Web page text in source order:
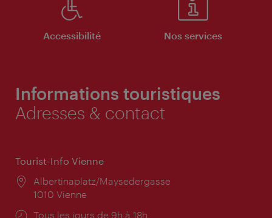
Accessibilité Nos services
Informations touristiques
Adresses & contact
Tourist-Info Vienne
Lieu:
Albertinaplatz/Maysedergasse
1010 Vienne
Horaires
Tous les jours de 9h à 18h